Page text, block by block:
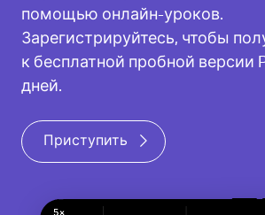
помощью онлайн-уроков.
Зарегистрируйтесь, чтобы
к бесплатной пробной версии
дней.
Приступить